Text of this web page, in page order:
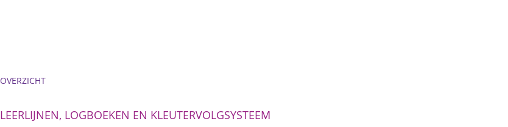
OVERZICHT
LEERLIJNEN, LOGBOEKEN EN KLEUTERVOLGSYSTEEM